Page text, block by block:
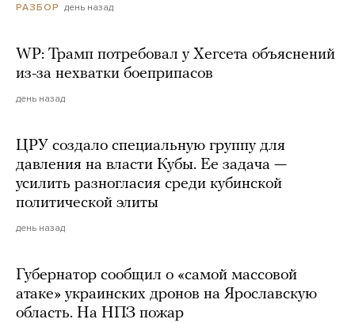
РАЗБОР день назад
WP: Трамп потребовал у Хегсета объяснений
из-за нехватки боеприпасов
день назад
ЦРУ создало специальную группу для
давления на власти Кубы. Ее задача —
усилить разногласия среди кубинской
политической элиты
день назад
Губернатор сообщил о «самой массовой
атаке» украинских дронов на Ярославскую
область. На НПЗ пожар